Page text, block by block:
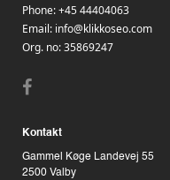
Phone:+45 44404063
Email: info@klikkoseo.com
Org. no: 35869247
Kontakt
Gammel Køge Landevej 55
2500 Valby